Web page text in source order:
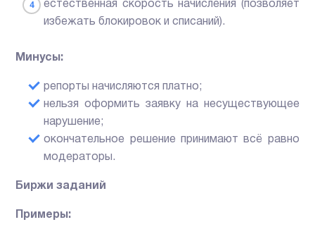
естественная скорость начисления (позволяет
избежать блокировок и списаний).
Минусы:
репорты начисляются платно;
нельзя оформить заявку на несуществующее
нарушение;
окончательное решение принимают всё равно
модераторы.
Биржи заданий
Примеры: